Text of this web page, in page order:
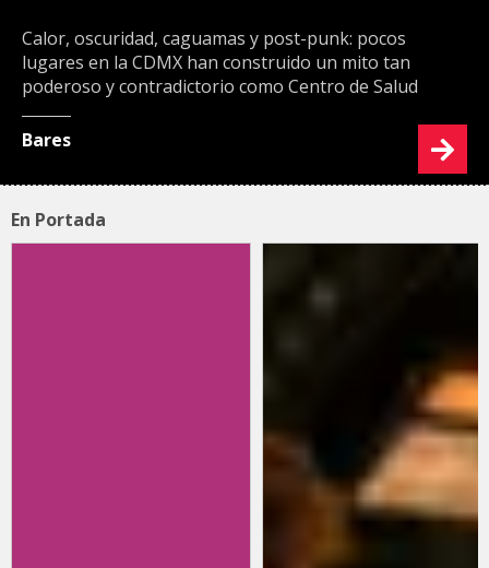
Calor, oscuridad, caguamas y post-punk: pocos
lugares en la CDMX han construido un mito tan
poderoso y contradictorio como Centro de Salud
Bares
En Portada